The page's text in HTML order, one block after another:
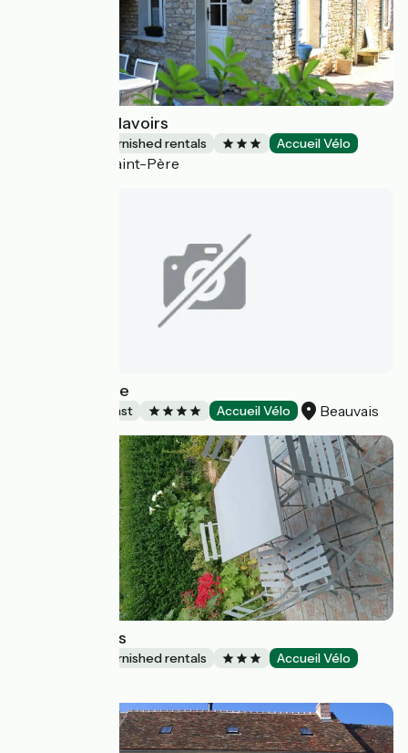
Le Gîte des 2 lavoirs
Lodgings and furnished rentals Accueil Vélo
Fontenay-Saint-Père
Chez Hortense
Bed and breakfast Accueil Vélo Beauvais
Gîte les Galets
Lodgings and furnished rentals Accueil Vélo